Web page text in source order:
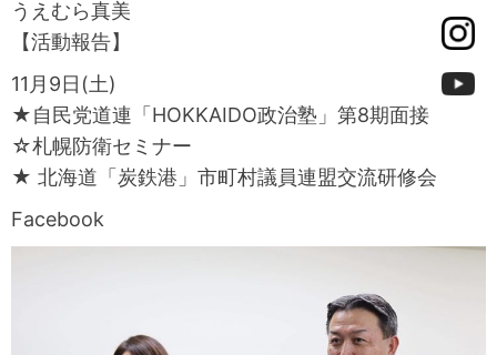
うえむら真美
【活動報告】
11月9日(土)
★自民党道連「HOKKAIDO政治塾」第8期面接
☆札幌防衛セミナー
★ 北海道「炭鉄港」市町村議員連盟交流研修会
Facebook